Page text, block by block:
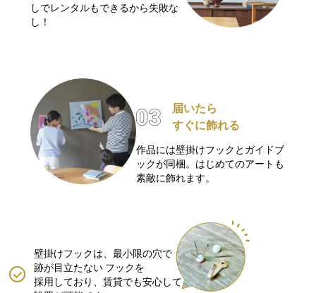
しでレンタルもできるから失敗な
し！
届いたら
すぐに飾れる
作品には壁掛けフックとガイドブ
ックが同梱。はじめてのアートも
素敵に飾れます。
壁掛けフックは、最小限の穴で
跡が目立たない フックを
採用しており、賃貸でも安心して